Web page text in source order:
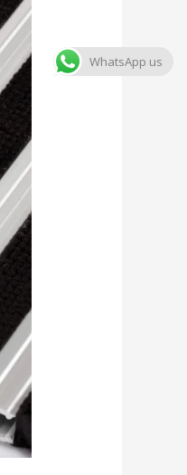
WhatsApp us